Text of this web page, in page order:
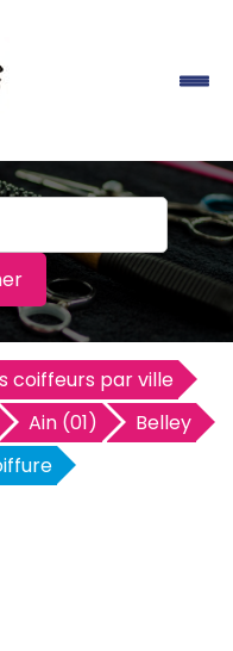
coiffeurs par ville
Ain (01)
Belley